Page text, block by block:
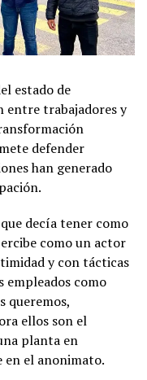
estado de
entre trabajadores y
defender
han generado
decía tener como
como un actor
y con tácticas
empleados como
queremos,
ellos son el
planta en
el anonimato.